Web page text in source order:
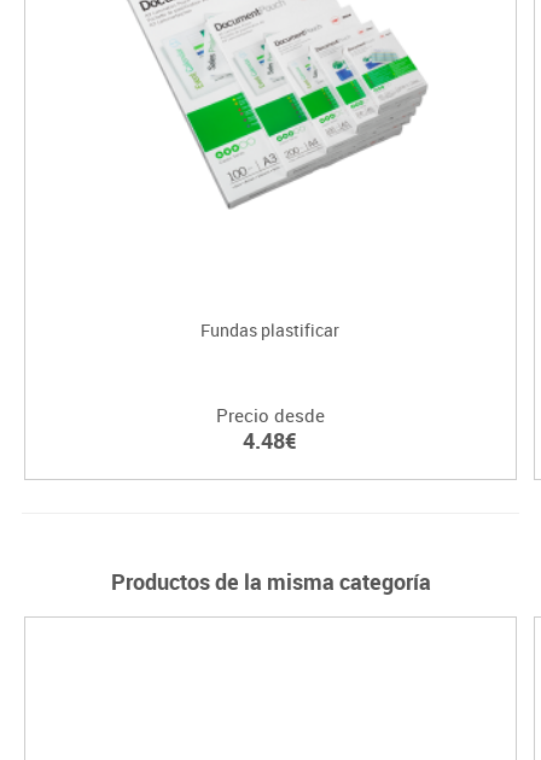
Fundas plastificar
Precio desde
4.48€
Productos de la misma categoría